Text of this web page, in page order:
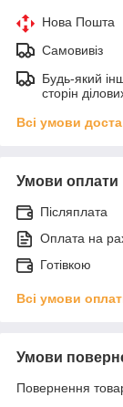
Нова Пошта
Самовивіз
Будь-який
сторін
Всі умови
Умови оплати
Післяплата
Оплата на
Готівкою
Всі умови
Умови
Повернення